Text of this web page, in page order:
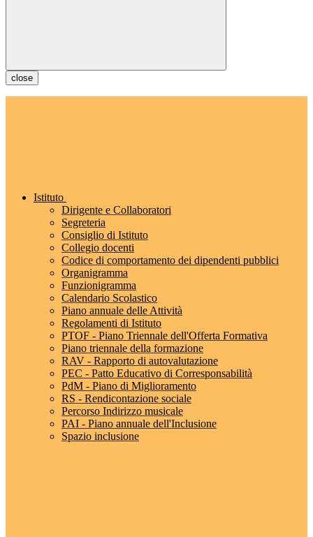
close
Istituto
Dirigente e Collaboratori
Segreteria
Consiglio di Istituto
Collegio docenti
Codice di comportamento dei dipendenti pubblici
Organigramma
Funzionigramma
Calendario Scolastico
Piano annuale delle Attività
Regolamenti di Istituto
PTOF - Piano Triennale dell'Offerta Formativa
Piano triennale della formazione
RAV - Rapporto di autovalutazione
PEC - Patto Educativo di Corresponsabilità
PdM - Piano di Miglioramento
RS - Rendicontazione sociale
Percorso Indirizzo musicale
PAI - Piano annuale dell'Inclusione
Spazio inclusione